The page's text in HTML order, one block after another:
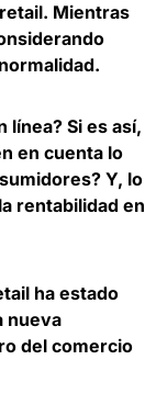
. Mientras
línea? Si es así,
en cuenta lo
Y, lo
rentabilidad en
ha estado
nueva
del comercio